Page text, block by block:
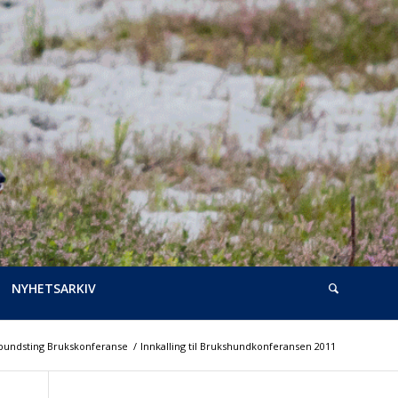
NYHETSARKIV
Brukskonferanse / Innkalling til Brukshundkonferansen 2011